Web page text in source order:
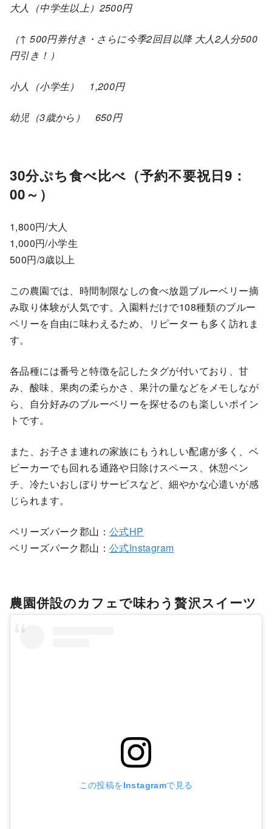
大人（中学生以上） 2500円
（↑ 500円券付き・さらに今季2回目以降 大人2人分500
円引き！）
小人（小学生） 1,200円
幼児（3歳から） 650円
30分ぷち食べ比べ（予約不要祝日9：
00～）
1,800円/大人
1,000円/小学生
500円/3歳以上
この農園では、時間制限なしの食べ放題ブルーベリー摘
み取り体験が人気です。入園料だけで108種類のブルー
ベリーを自由に味わえるため、リピーターも多く訪れま
す。
各品種には番号と特徴を記したタグが付いており、甘
み、酸味、果肉の柔らかさ、果汁の量などをメモしなが
ら、自分好みのブルーベリーを探せるのも楽しいポイン
トです。
また、お子さま連れの家族にもうれしい配慮が多く、ベ
ビーカーでも回れる通路や日除けスペース、休憩ベン
チ、冷たいおしぼりサービスなど、細やかな心遣いが感
じられます。
ベリーズパーク郡山： 公式HP
ベリーズパーク郡山： 公式Instagram
農園併設のカフェで味わう贅沢スイーツ
この投稿をInstagramで見る